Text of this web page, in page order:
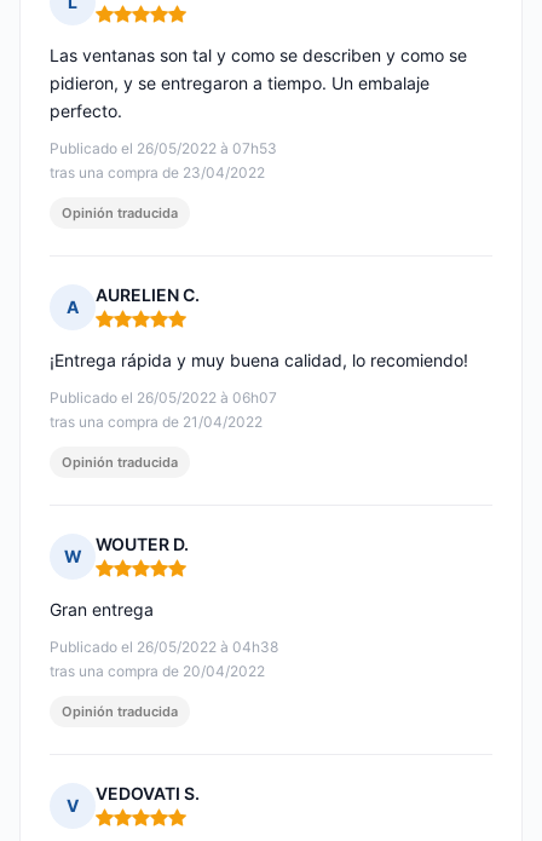
Nota: 5 de 5
Publicado el 26/05/2022 à 07h53
tras una compra de 23/04/2022
Las ventanas son tal y como se describen y como se
pidieron, y se entregaron a tiempo. Un embalaje
perfecto.
Opinión traducida
A
AURELIEN C.
Nota: 5 de 5
Publicado el 26/05/2022 à 06h07
tras una compra de 21/04/2022
¡Entrega rápida y muy buena calidad, lo recomiendo!
Opinión traducida
W
WOUTER D.
Nota: 5 de 5
Publicado el 26/05/2022 à 04h38
tras una compra de 20/04/2022
Gran entrega
Opinión traducida
V
VEDOVATI S.
Nota: 5 de 5